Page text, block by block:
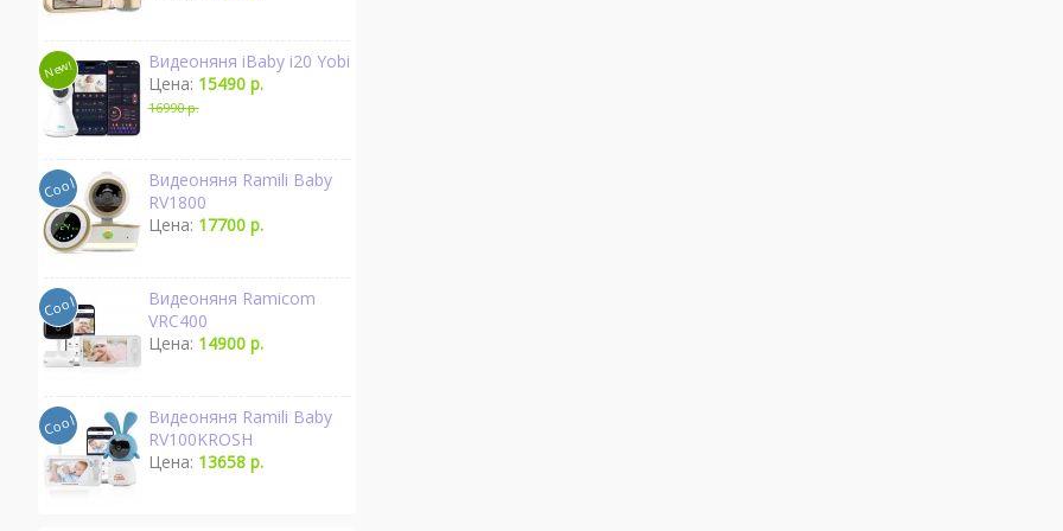
Видеоняня iBaby i20 Yobi
Цена: 15490 р.
16990 р.
Видеоняня Ramili Baby
RV1800
Цена: 17700 р.
Видеоняня Ramicom
VRC400
Цена: 14900 р.
Видеоняня Ramili Baby
RV100KROSH
Цена: 13658 р.